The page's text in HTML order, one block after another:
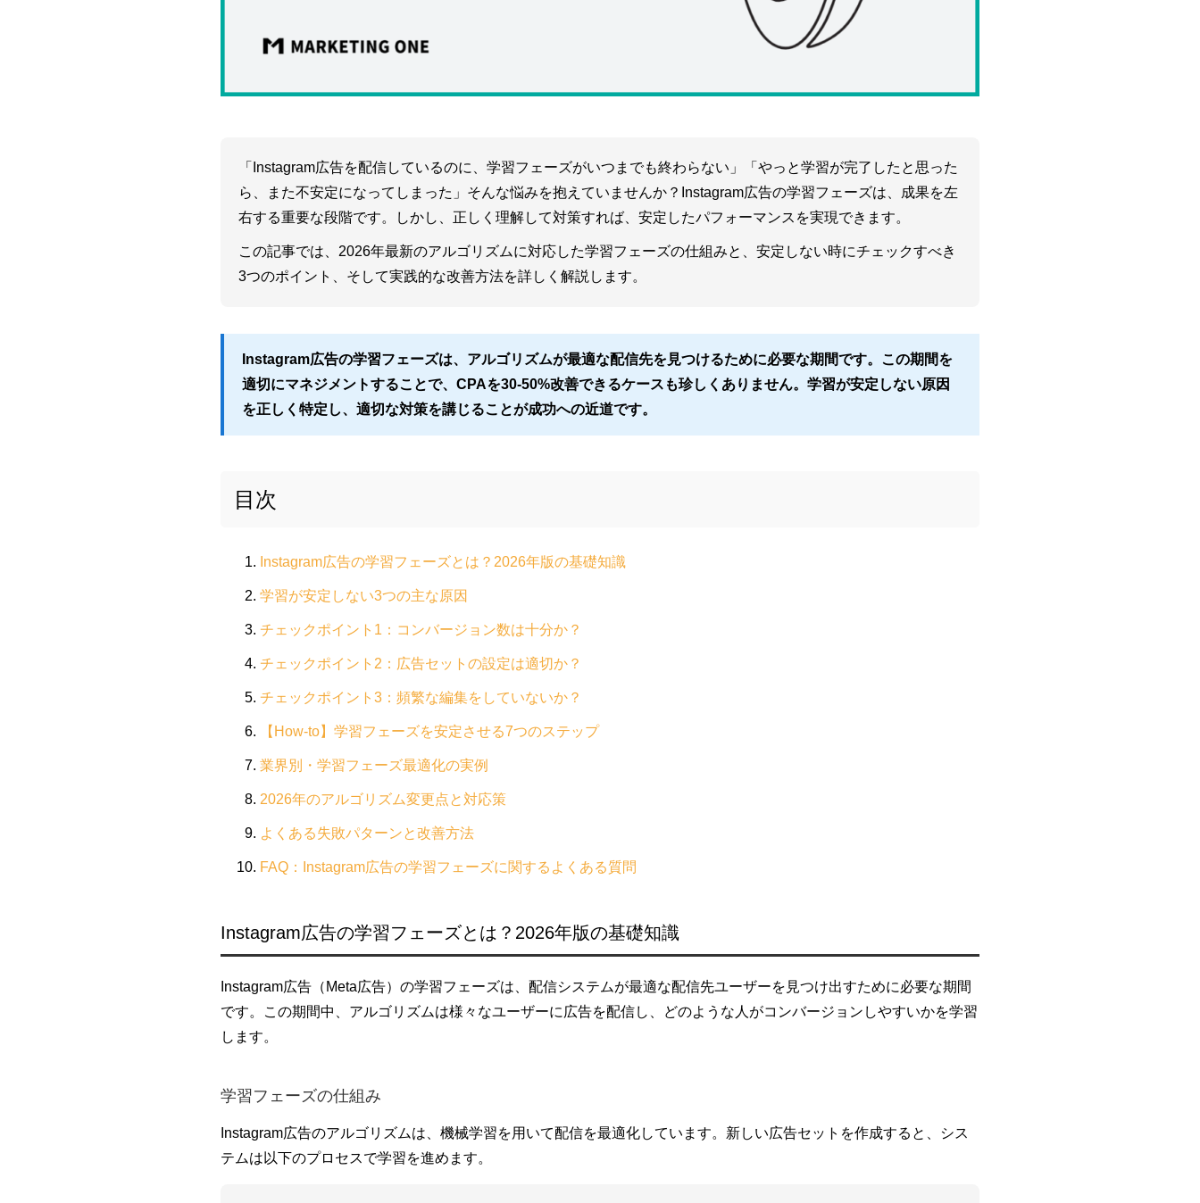
「Instagram広告を配信しているのに、学習フェーズがいつまでも終わらない」「やっと学習が完了したと思った
ら、また不安定になってしまった」そんな悩みを抱えていませんか？Instagram広告の学習フェーズは、成果を左
右する重要な段階です。しかし、正しく理解して対策すれば、安定したパフォーマンスを実現できます。
この記事では、2026年最新のアルゴリズムに対応した学習フェーズの仕組みと、安定しない時にチェックすべき
3つのポイント、そして実践的な改善方法を詳しく解説します。
Instagram広告の学習フェーズは、アルゴリズムが最適な配信先を見つけるために必要な期間です。この期間を
適切にマネジメントすることで、CPAを30-50%改善できるケースも珍しくありません。学習が安定しない原因
を正しく特定し、適切な対策を講じることが成功への近道です。
目次
Instagram広告の学習フェーズとは？2026年版の基礎知識
学習が安定しない3つの主な原因
チェックポイント1：コンバージョン数は十分か？
チェックポイント2：広告セットの設定は適切か？
チェックポイント3：頻繁な編集をしていないか？
【How-to】学習フェーズを安定させる7つのステップ
業界別・学習フェーズ最適化の実例
2026年のアルゴリズム変更点と対応策
よくある失敗パターンと改善方法
FAQ：Instagram広告の学習フェーズに関するよくある質問
Instagram広告の学習フェーズとは？2026年版の基礎知識
Instagram広告（Meta広告）の学習フェーズは、配信システムが最適な配信先ユーザーを見つけ出すために必要な期間
です。この期間中、アルゴリズムは様々なユーザーに広告を配信し、どのような人がコンバージョンしやすいかを学習
します。
学習フェーズの仕組み
Instagram広告のアルゴリズムは、機械学習を用いて配信を最適化しています。新しい広告セットを作成すると、シス
テムは以下のプロセスで学習を進めます。